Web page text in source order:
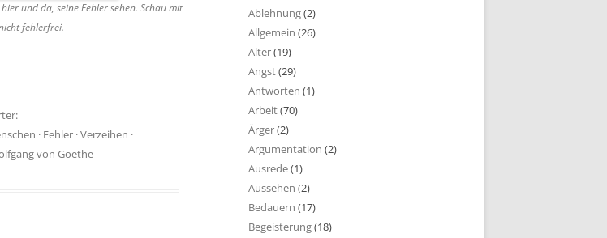
und da, seine Fehler sehen. Schau mit
fehlerfrei.
· Fehler·Verzeihen ·
von Goethe
Ablehnung(2)
Allgemein (26)
Alter(19)
Angst(29)
Antworten (1)
Arbeit(70)
Ärger(2)
Argumentation (2)
Ausrede(1)
Aussehen (2)
Bedauern (17)
Begeisterung(18)